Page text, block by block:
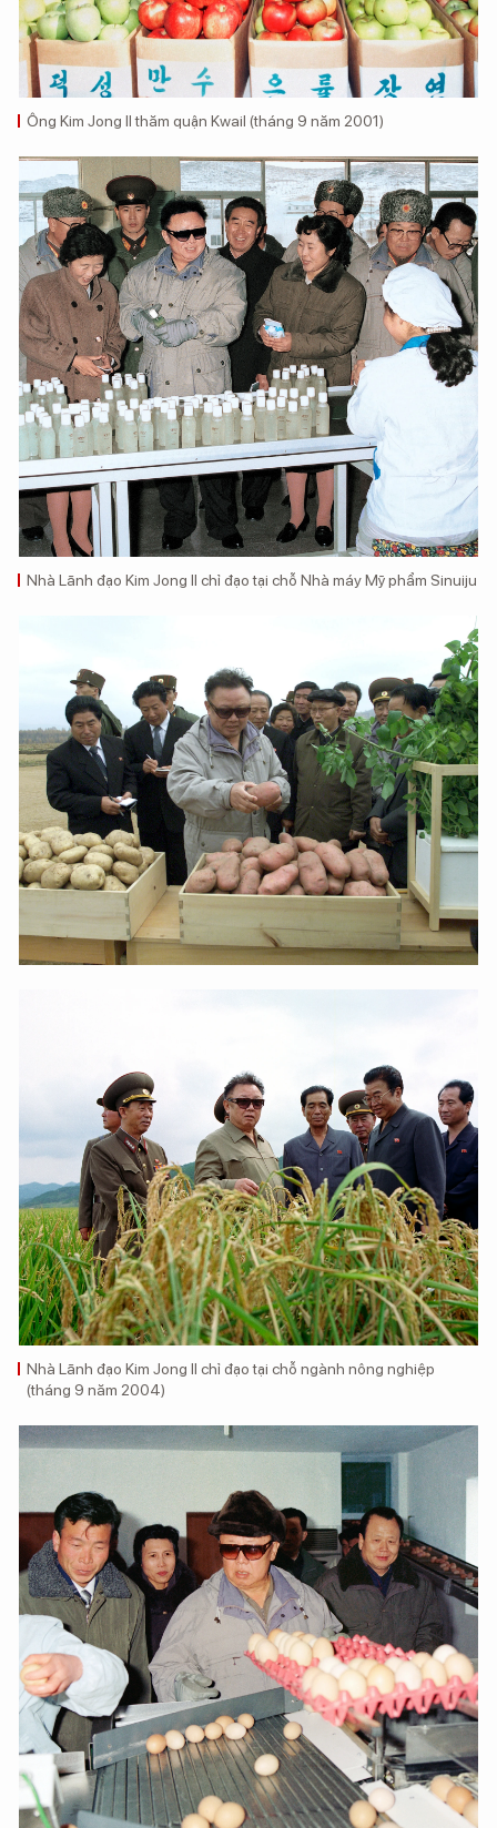
Ông Kim Jong Il thăm quận Kwail (tháng 9 năm 2001)
Nhà Lãnh đạo Kim Jong Il chỉ đạo tại chỗ Nhà máy Mỹ phẩm Sinuiju
Nhà Lãnh đạo Kim Jong Il chỉ đạo tại chỗ ngành nông nghiệp
(tháng 9 năm 2004)